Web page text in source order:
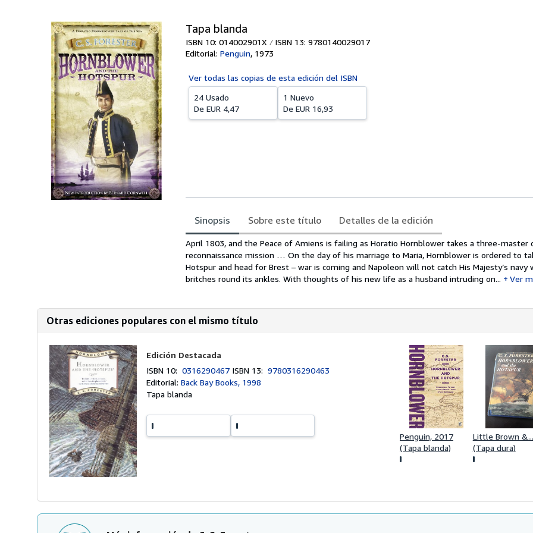
Tapa blanda
ISBN 10: 014002901X ISBN 13: 9780140029017
Editorial: Penguin, 1973
Ver todas las copias de esta edición del ISBN
24 Usado
De EUR 4,47
1 Nuevo
De EUR 16,93
Sinopsis Sobre este título Detalles de la edición
Sinopsis
April 1803, and the Peace of Amiens is failing as Horatio Hornblower takes a three-master
reconnaissance mission … On the day of his marriage to Maria, Hornblower is ordered to
Hotspur and head for Brest – war is coming and Napoleon will not catch His Majesty’s navy
britches round its ankles. With thoughts of his new life as a husband intruding on...
Ver
Otras ediciones populares con el mismo título
Edición Destacada
ISBN 10:0316290467 ISBN 13:9780316290463
Editorial:Back Bay Books, 1998
Tapa blanda
Penguin, 2017
(Tapa blanda)
Little Brown
(Tapa dura)